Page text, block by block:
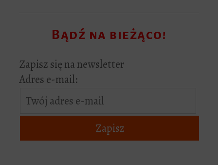
Bądź na bieżąco!
Zapisz się na newsletter
Adres e-mail: